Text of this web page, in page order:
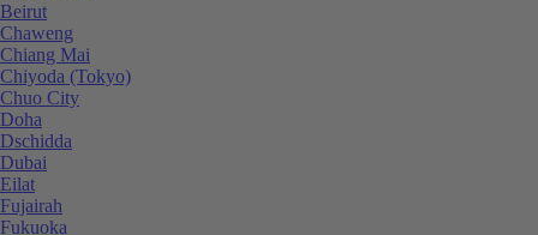
Beirut
Chaweng
Chiang Mai
Chiyoda (Tokyo)
Chuo City
Doha
Dschidda
Dubai
Eilat
Fujairah
Fukuoka